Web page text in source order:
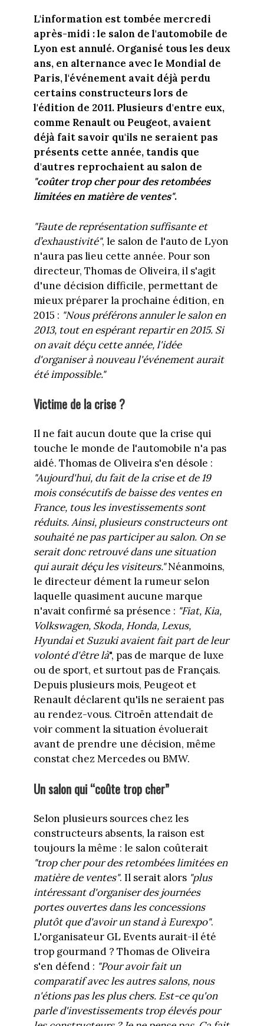
L'information est tombée mercredi
après-midi : le salon de l'automobile de
Lyon est annulé. Organisé tous les deux
ans, en alternance avec le Mondial de
Paris, l'événement avait déjà perdu
certains constructeurs lors de
l'édition de 2011. Plusieurs d'entre eux,
comme Renault ou Peugeot, avaient
déjà fait savoir qu'ils ne seraient pas
présents cette année, tandis que
d'autres reprochaient au salon de
"coûter trop cher pour des retombées
limitées en matière de ventes".
"Faute de représentation suffisante et
d’exhaustivité", le salon de l'auto de Lyon
n'aura pas lieu cette année. Pour son
directeur, Thomas de Oliveira, il s'agit
d'une décision difficile, permettant de
mieux préparer la prochaine édition, en
2015 : "Nous préférons annuler le salon en
2013, tout en espérant repartir en 2015. Si
on avait déçu cette année, l'idée
d'organiser à nouveau l'événement aurait
été impossible."
Victime de la crise ?
Il ne fait aucun doute que la crise qui
touche le monde de l'automobile n'a pas
aidé. Thomas de Oliveira s'en désole :
"Aujourd'hui, du fait de la crise et de 19
mois consécutifs de baisse des ventes en
France, tous les investissements sont
réduits. Ainsi, plusieurs constructeurs ont
souhaité ne pas participer au salon. On se
serait donc retrouvé dans une situation
qui aurait déçu les visiteurs."Néanmoins,
le directeur dément la rumeur selon
laquelle quasiment aucune marque
n'avait confirmé sa présence : "Fiat, Kia,
Volkswagen, Skoda, Honda, Lexus,
Hyundai et Suzuki avaient fait part de leur
volonté d'être là", pas de marque de luxe
ou de sport, et surtout pas de Français.
Depuis plusieurs mois, Peugeot et
Renault déclarent qu'ils ne seraient pas
au rendez-vous. Citroën attendait de
voir comment la situation évoluerait
avant de prendre une décision, même
constat chez Mercedes ou BMW.
Un salon qui “coûte trop cher”
Selon plusieurs sources chez les
constructeurs absents, la raison est
toujours la même : le salon coûterait
"trop cher pour des retombées limitées en
matière de ventes". Il serait alors "plus
intéressant d'organiser des journées
portes ouvertes dans les concessions
plutôt que d'avoir un stand à Eurexpo".
L'organisateur GL Events aurait-il été
trop gourmand ? Thomas de Oliveira
s'en défend : "Pour avoir fait un
comparatif avec les autres salons, nous
n'étions pas les plus chers. Est-ce qu'on
parle d'investissementstropélevéspour